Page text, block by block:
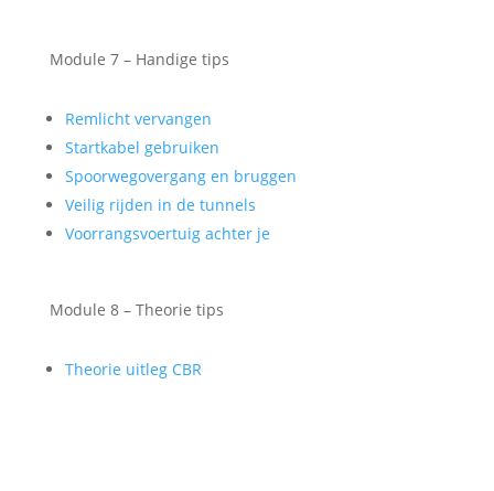
Module 7 – Handige tips
Remlicht vervangen
Startkabel gebruiken
Spoorwegovergang en bruggen
Veilig rijden in de tunnels
Voorrangsvoertuig achter je
Module 8 – Theorie tips
Theorie uitleg CBR